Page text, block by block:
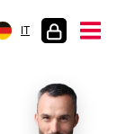
IT
CLIENTI